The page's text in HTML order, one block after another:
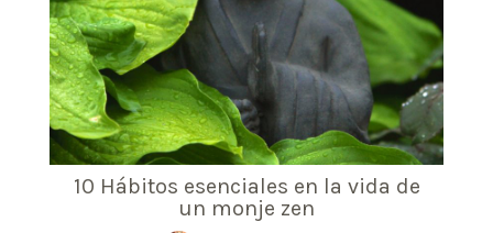
10 Hábitos esenciales en la vida de
un monje zen